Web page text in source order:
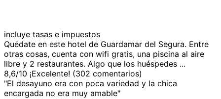
incluye tasas e impuestos
Quédate en este hotel de Guardamar del Segura. Entre
otras cosas, cuenta con wifi gratis, una piscina al aire
libre y 2 restaurantes. Algo que los huéspedes ...
8,6/10 ¡Excelente! (302 comentarios)
"El desayuno era con poca variedad y la chica
encargada no era muy amable"